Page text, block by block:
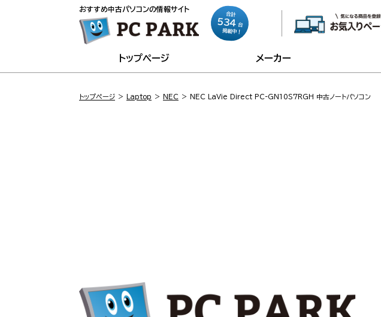
おすすめ中古パソコンの情報サイト
合計
534 台
掲載中！
トップページ メーカー
トップページ Laptop NEC NEC LaVie Direct PC-GN10S7RGH 中古ノートパソコン